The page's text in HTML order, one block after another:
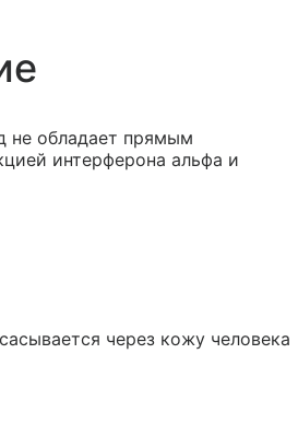
не обладает прямым
интерферона альфа и
через кожу человека